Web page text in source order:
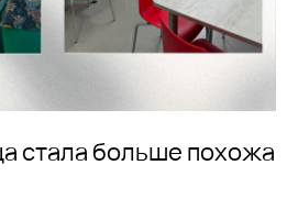
стала больше похожа